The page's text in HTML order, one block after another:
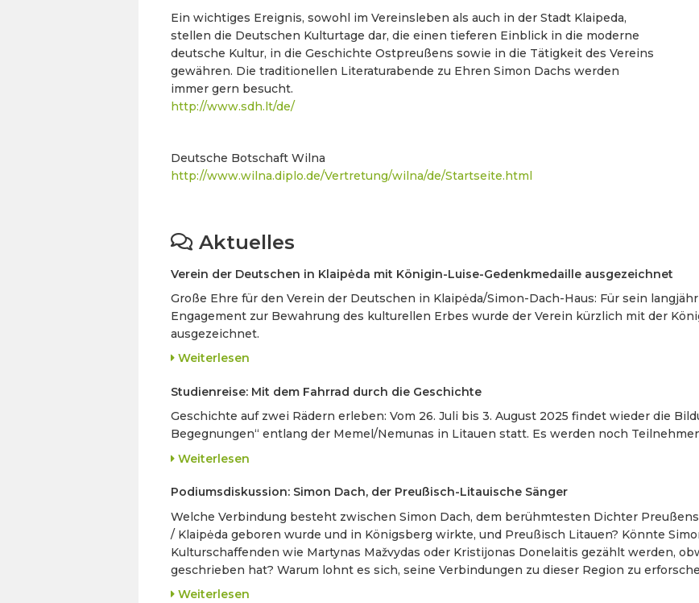
Ein wichtiges Ereignis, sowohl im Vereinsleben als auch in der Stadt Klaipeda,
stellen die Deutschen Kulturtage dar, die einen tieferen Einblick in die moderne
deutsche Kultur, in die Geschichte Ostpreußens sowie in die Tätigkeit des Vereins
gewähren. Die traditionellen Literaturabende zu Ehren Simon Dachs werden
immer gern besucht.
http://www.sdh.lt/de/
Deutsche Botschaft Wilna
http://www.wilna.diplo.de/Vertretung/wilna/de/Startseite.html
Aktuelles
Verein der Deutschen in Klaipėda mit Königin-Luise-Gedenkmedaille ausgezeichnet
Große Ehre für den Verein der Deutschen in Klaipėda/Simon-Dach-Haus: Für sein
Engagement zur Bewahrung des kulturellen Erbes wurde der Verein kürzlich mit der
ausgezeichnet.
Weiterlesen
Studienreise: Mit dem Fahrrad durch die Geschichte
Geschichte auf zwei Rädern erleben: Vom 26. Juli bis 3. August 2025 findet wieder die
Begegnungen“ entlang der Memel/Nemunas in Litauen statt. Es werden noch
Weiterlesen
Podiumsdiskussion: Simon Dach, der Preußisch-Litauische Sänger
Welche Verbindung besteht zwischen Simon Dach, dem berühmtesten Dichter
/ Klaipėda geboren wurde und in Königsberg wirkte, und Preußisch Litauen? Könnte
Kulturschaffenden wie Martynas Mažvydas oder Kristijonas Donelaitis gezählt werden,
geschrieben hat? Warum lohnt es sich, seine Verbindungen zu dieser Region zu
Weiterlesen